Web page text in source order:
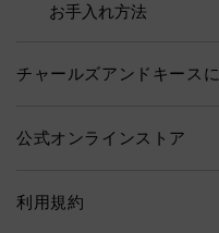
お手入れ方法
チャールズアンドキース
公式オンラインストア
利用規約